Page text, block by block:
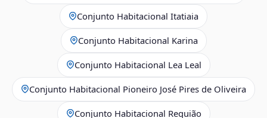
Conjunto Habitacional Itatiaia
Conjunto Habitacional Karina
Conjunto Habitacional Lea Leal
Conjunto Habitacional Pioneiro José Pires de Oliveira
Conjunto Habitacional Requião